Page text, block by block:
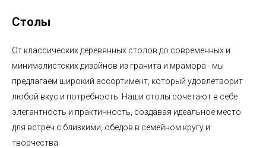
Столы
От классических деревянных столов до современных и
минималистских дизайнов из гранита и мрамора - мы
предлагаем широкий ассортимент, который удовлетворит
любой вкус и потребность. Наши столы сочетают в себе
элегантность и практичность, создавая идеальное место
для встреч с близкими, обедов в семейном кругу и
творчества.